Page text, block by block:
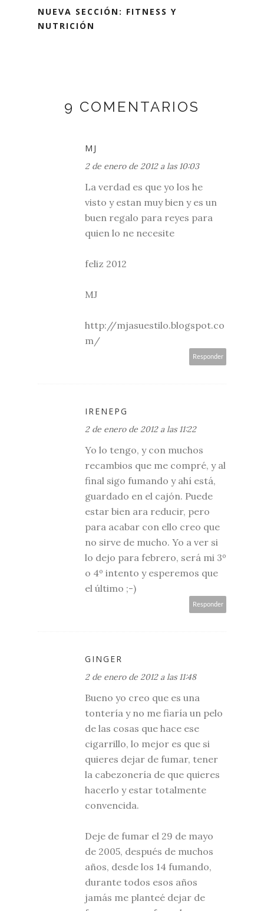
NUEVA SECCIÓN: FITNESS Y
NUTRICIÓN
9 COMENTARIOS
MJ
2 de enero de 2012 a las 10:03
La verdad es que yo los he
visto y estan muy bien y es un
buen regalo para reyes para
quien lo ne necesite
feliz 2012
MJ
http://mjasuestilo.blogspot.co
m/
Responder
IRENEPG
2 de enero de 2012 a las 11:22
Yo lo tengo, y con muchos
recambios que me compré, y al
final sigo fumando y ahí está,
guardado en el cajón. Puede
estar bien ara reducir, pero
para acabar con ello creo que
no sirve de mucho. Yo a ver si
lo dejo para febrero, será mi 3º
o 4º intento y esperemos que
el último ;-)
Responder
GINGER
2 de enero de 2012 a las 11:48
Bueno yo creo que es una
tontería y no me fiaría un pelo
de las cosas que hace ese
cigarrillo, lo mejor es que si
quieres dejar de fumar, tener
la cabezonería de que quieres
hacerlo y estar totalmente
convencida.
Deje de fumar el 29 de mayo
de 2005, después de muchos
años, desde los 14 fumando,
durante todos esos años
jamás me planteé dejar de